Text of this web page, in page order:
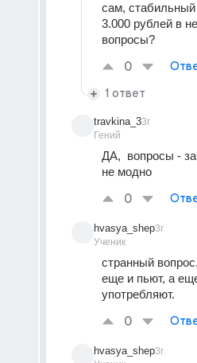
сам, стабильный
3.000 рублей в
вопросы?
0
1 ответ
travkina_3
Гений
3г
ДА,  вопросы -
не модно
0
hvasya_shep
Ученик
3г
странный
еще и пьют, а
употребляют.
0
hvasya_shep3г